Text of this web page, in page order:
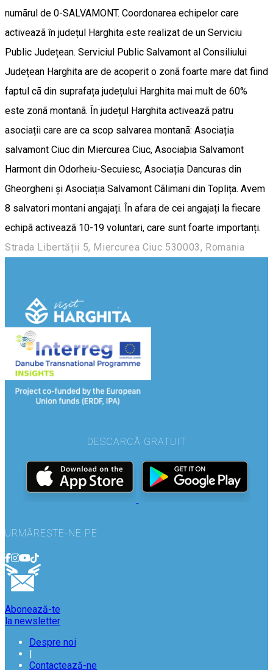
numãrul de 0-SALVAMONT. Coordonarea echipelor care
activeazã în județul Harghita este realizat de un Serviciu
Public Județean. Serviciul Public Salvamont al Consiliului
Județean Harghita are de acoperit o zonã foarte mare dat fiind
faptul cã din suprafața județului Harghita mai mult de 60%
este zonã montanã. În județul Harghita activeazã patru
asociații care are ca scop salvarea montanã: Asociația
salvamont Ciuc din Miercurea Ciuc, Asociaþia Salvamont
Harmont din Odorheiu-Secuiesc, Asociația Dancuras din
Gheorgheni și Asociația Salvamont Cãlimani din Toplița. Avem
8 salvatori montani angajați. În afara de cei angajați la fiecare
echipã activeazã 10-19 voluntari, care sunt foarte importanți.
Strada Libertății 5, Miercurea Ciuc 530003, Romania
DESCARCĂ GRATUIT
URMĂREȘTE-NE PE
Abonează-te
la newsletter
Despre noi
|
Contactează-ne